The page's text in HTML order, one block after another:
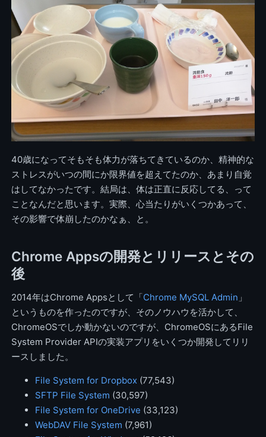
40歳になってそもそも体力が落ちてきているのか、精神的な
ストレスがいつの間にか限界値を超えてたのか、あまり自覚
はしてなかったです。結局は、体は正直に反応してる、って
ことなんだと思います。実際、心当たりがいくつかあって、
その影響で体崩したのかなぁ、と。
Chrome Appsの開発とリリースとその
後
2014年はChrome Appsとして「Chrome MySQL Admin 」
というものを作ったのですが、そのノウハウを活かして、
ChromeOSでしか動かないのですが、ChromeOSにあるFile
System Provider APIの実装アプリをいくつか開発してリリ
ースしました。
File System for Dropbox(77,543)
SFTP File System (30,597)
File System for OneDrive (33,123)
WebDAV File System (7,961)